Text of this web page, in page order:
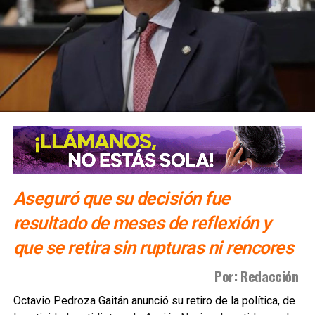
Aseguró que su decisión fue
resultado de meses de reflexión y
que se retira sin rupturas ni rencores
Por: Redacción
Octavio Pedroza Gaitán anunció su retiro de la política, de